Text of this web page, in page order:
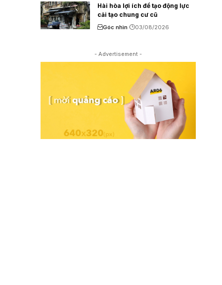
Hài hòa lợi ích để tạo động lực
cải tạo chung cư cũ
Góc nhìn 03/08/2026
- Advertisement -